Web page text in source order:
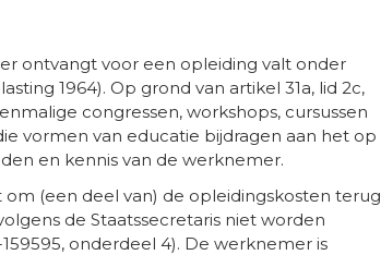
ontvangt voor een opleiding valt onder
1964). Op grond van artikel 31a, lid 2c,
congressen, workshops, cursussen
vormen van educatie bijdragen aan het op
en kennis van de werknemer.
(een deel van) de opleidingskosten terug
de Staatssecretaris niet worden
onderdeel 4). De werknemer is